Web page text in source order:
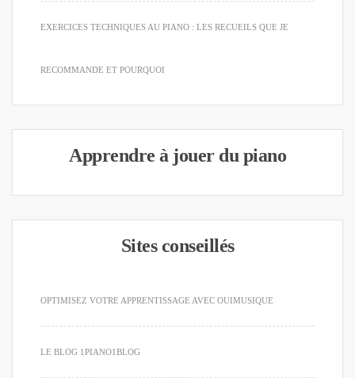
EXERCICES TECHNIQUES AU PIANO : LES RECUEILS QUE JE
RECOMMANDE ET POURQUOI
Apprendre à jouer du piano
Sites conseillés
OPTIMISEZ VOTRE APPRENTISSAGE AVEC OUIMUSIQUE
LE BLOG 1PIANO1BLOG